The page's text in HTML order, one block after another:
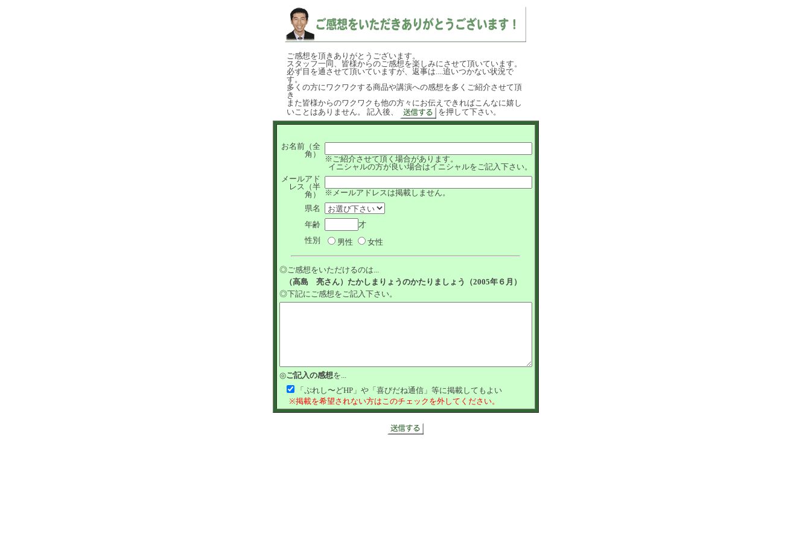
ご感想を頂きありがとうございます。
スタッフ一同、皆様からのご感想を楽しみにさせて頂いています。
必ず目を通させて頂いていますが、返事は....追いつかない状況で
す。
多くの方にワクワクする商品や講演への感想を多くご紹介させて頂
き
また皆様からのワクワクも他の方々にお伝えできればこんなに嬉し
いことはありません。 記入後、
を押して下さい。
お名前（全
角）
※ご紹介させて頂く場合があります。
イニシャルの方が良い場合はイニシャルをご記入下さい。
メールアド
レス（半
角）
※メールアドレスは掲載しません。
県名
年齢
才
性別
男性 女性
◎ご感想をいただけるのは...
（高島 亮さん）たかしまりょうのかたりましょう（2005年６月）
◎下記にご感想をご記入下さい。
◎ご記入の感想を...
「ぷれし〜どHP」や「喜びだね通信」等に掲載してもよい
※掲載を希望されない方はこのチェックを外してください。